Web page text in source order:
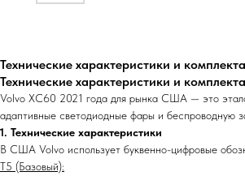
Технические характеристики и
Технические характеристики и
Volvo XC60 2021 года для рынка США — это
адаптивные светодиодные фары и беспроводную
1. Технические характеристики
В США Volvo использует буквенно-цифровые
T5 (Базовый):